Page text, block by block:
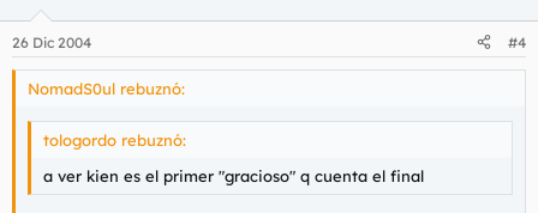
26 Dic 2004 #4
NomadS0ul rebuznó:
tologordo rebuznó:
a ver kien es el primer "gracioso" q cuenta el final